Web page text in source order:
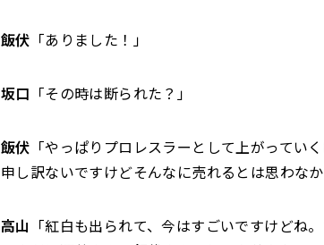
飯伏 「ありました！」
坂口 「その時は断られた？」
飯伏 「やっぱりプロレスラーとして上がってい
申し訳ないですけどそんなに売れるとは思わなか
高山 「紅白も出られて、今はすごいですけどね